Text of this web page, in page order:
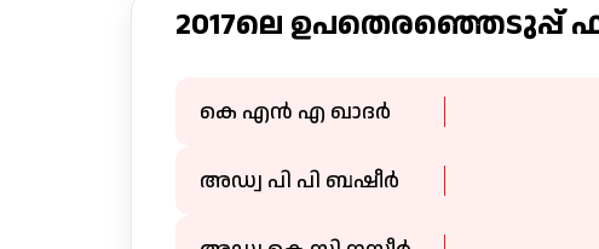
2017ലെ ഉപതെരഞ്ഞെടുപ്പ്
കെ എൻ എ ഖാദർ
അഡ്വ പി പി ബഷീർ